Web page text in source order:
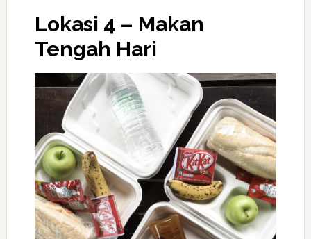
Lokasi 4 – Makan
Tengah Hari